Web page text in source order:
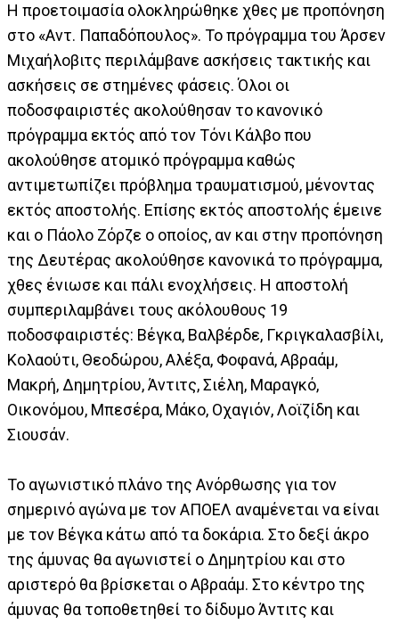
Η προετοιμασία ολοκληρώθηκε χθες με προπόνηση
στο «Αντ. Παπαδόπουλος». Το πρόγραμμα του Άρσεν
Μιχαήλοβιτς περιλάμβανε ασκήσεις τακτικής και
ασκήσεις σε στημένες φάσεις. Όλοι οι
ποδοσφαιριστές ακολούθησαν το κανονικό
πρόγραμμα εκτός από τον Τόνι Κάλβο που
ακολούθησε ατομικό πρόγραμμα καθώς
αντιμετωπίζει πρόβλημα τραυματισμού, μένοντας
εκτός αποστολής. Επίσης εκτός αποστολής έμεινε
και ο Πάολο Ζόρζε ο οποίος, αν και στην προπόνηση
της Δευτέρας ακολούθησε κανονικά το πρόγραμμα,
χθες ένιωσε και πάλι ενοχλήσεις. Η αποστολή
συμπεριλαμβάνει τους ακόλουθους 19
ποδοσφαιριστές: Βέγκα, Βαλβέρδε, Γκριγκαλασβίλι,
Κολαούτι, Θεοδώρου, Αλέξα, Φοφανά, Αβραάμ,
Μακρή, Δημητρίου, Άντιτς, Σιέλη, Μαραγκό,
Οικονόμου, Μπεσέρα, Μάκο, Οχαγιόν, Λοϊζίδη και
Σιουσάν.
Το αγωνιστικό πλάνο της Ανόρθωσης για τον
σημερινό αγώνα με τον ΑΠΟΕΛ αναμένεται να είναι
με τον Βέγκα κάτω από τα δοκάρια. Στο δεξί άκρο
της άμυνας θα αγωνιστεί ο Δημητρίου και στο
αριστερό θα βρίσκεται ο Αβραάμ. Στο κέντρο της
άμυνας θα τοποθετηθεί το δίδυμο Άντιτς και